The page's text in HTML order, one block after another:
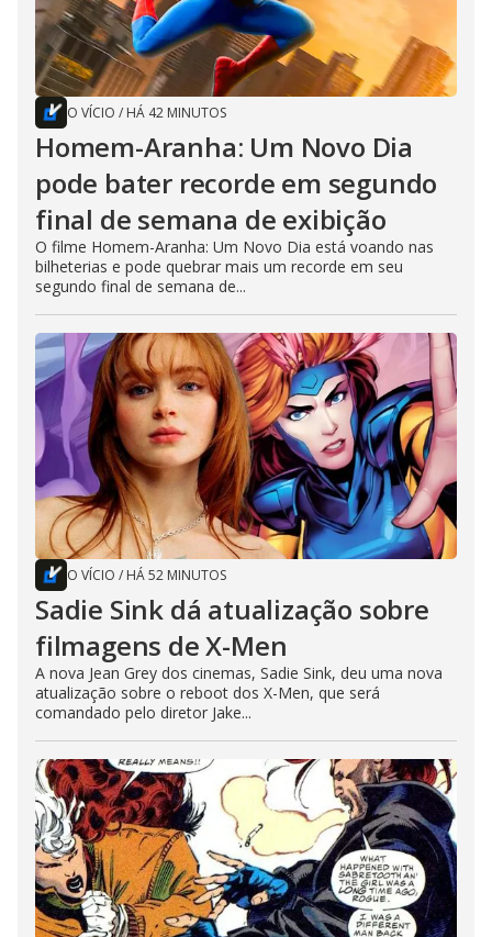
O VÍCIO / HÁ 42 MINUTOS
Homem-Aranha: Um Novo Dia
pode bater recorde em segundo
final de semana de exibição
O filme Homem-Aranha: Um Novo Dia está voando nas
bilheterias e pode quebrar mais um recorde em seu
segundo final de semana de...
O VÍCIO / HÁ 52 MINUTOS
Sadie Sink dá atualização sobre
filmagens de X-Men
A nova Jean Grey dos cinemas, Sadie Sink, deu uma nova
atualização sobre o reboot dos X-Men, que será
comandado pelo diretor Jake...